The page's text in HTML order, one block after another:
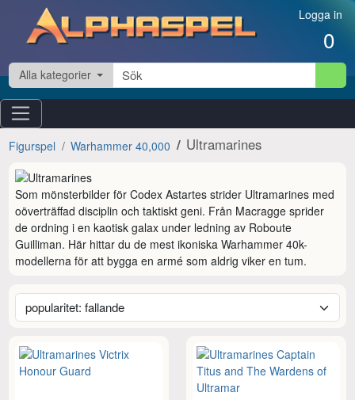
Hoppa till innehåll Logga in
0
Alla kategorier
Figurspel Warhammer 40,000 Ultramarines
Som mönsterbilder för Codex Astartes strider Ultramarines med
oöverträffad disciplin och taktiskt geni. Från Macragge sprider
de ordning i en kaotisk galax under ledning av Roboute
Guilliman. Här hittar du de mest ikoniska Warhammer 40k-
modellerna för att bygga en armé som aldrig viker en tum.